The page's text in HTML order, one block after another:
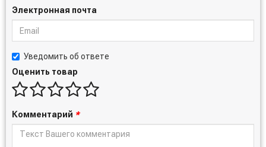
Электронная почта
Уведомить об ответе
Оценить товар
Комментарий *